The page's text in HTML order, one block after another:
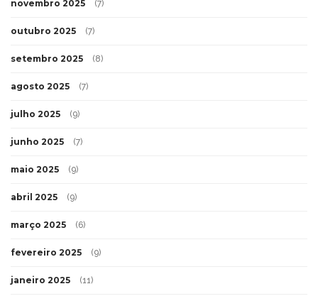
novembro 2025 (7)
outubro 2025 (7)
setembro 2025 (8)
agosto 2025 (7)
julho 2025 (9)
junho 2025 (7)
maio 2025 (9)
abril 2025 (9)
março 2025 (6)
fevereiro 2025 (9)
janeiro 2025 (11)